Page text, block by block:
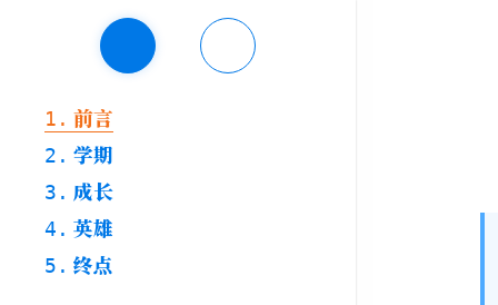
1. 前言
2. 学期
3. 成长
4. 英雄
5. 终点